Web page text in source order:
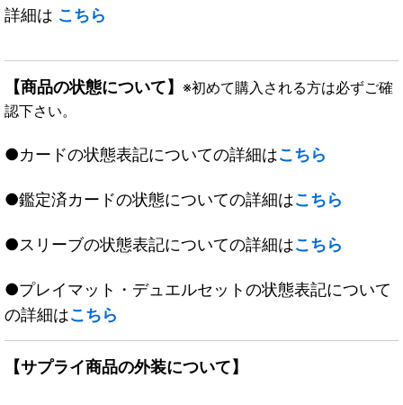
詳細は こちら
【商品の状態について】 ※初めて購入される方は必ずご確
認下さい。
●カードの状態表記についての詳細はこちら
●鑑定済カードの状態についての詳細はこちら
●スリーブの状態表記についての詳細はこちら
●プレイマット・デュエルセットの状態表記について
の詳細はこちら
【サプライ商品の外装について】